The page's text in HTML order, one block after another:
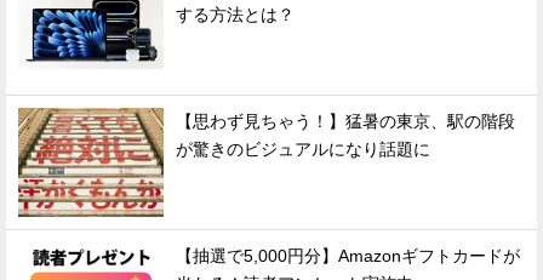
する方法とは？
【思わず見ちゃう！】猛暑の東京、駅の階段
が驚きのビジュアルになり話題に
【抽選で5,000円分】Amazonギフトカードが